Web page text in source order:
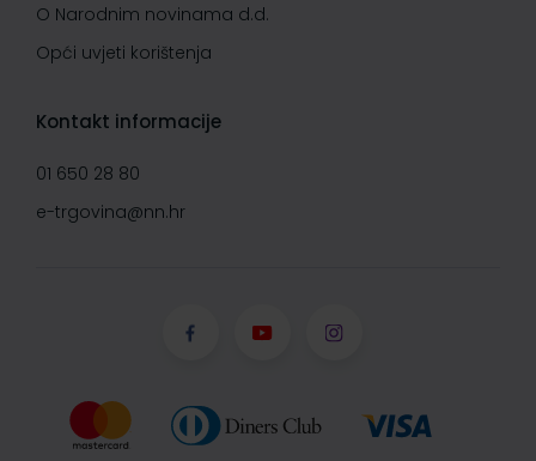
O Narodnim novinama d.d.
Opći uvjeti korištenja
Kontakt informacije
01 650 28 80
e-trgovina@nn.hr